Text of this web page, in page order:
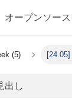
オープンソー
(5)
出し